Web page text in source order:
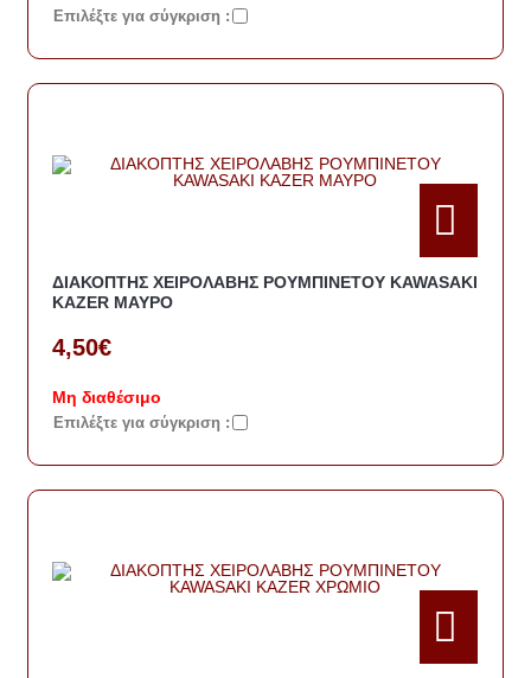
Eπιλέξτε για σύγκριση :
ΔΙΑΚΟΠΤΗΣ ΧΕΙΡΟΛΑΒΗΣ ΡΟΥΜΠΙΝΕΤΟΥ KAWASAKI
KAZER ΜΑΥΡΟ
4,50€
Μη διαθέσιμο
Eπιλέξτε για σύγκριση :